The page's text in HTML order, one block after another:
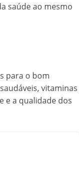
saúde ao mesmo
para o bom
vitaminas
e a qualidade dos